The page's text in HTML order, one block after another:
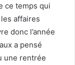
ce temps qui
affaires
donc l’année
a pensé
une rentrée